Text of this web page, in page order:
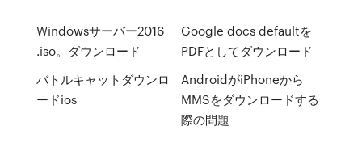
Windowsサーバー2016
.iso。ダウンロード
バトルキャットダウンロ
ードios
Google docs defaultを
PDFとしてダウンロード
AndroidがiPhoneから
MMSをダウンロードする
際の問題